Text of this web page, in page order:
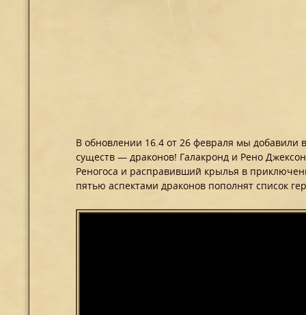
В обновлении 16.4 от 26 февраля мы
существ — драконов! Галакронд и Рено
Реногоса и расправивший крылья в
пятью аспектами драконов пополнят список